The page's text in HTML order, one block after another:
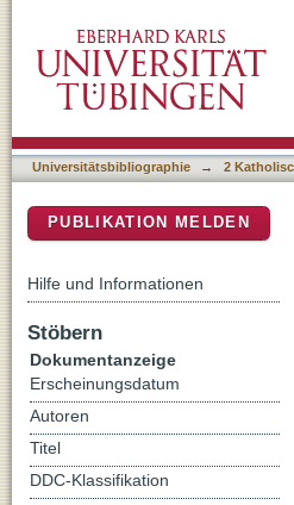
Universitätsbibliographie → 2
PUBLIKATION MELDEN
Hilfe und Informationen
Stöbern
Dokumentanzeige
Erscheinungsdatum
Autoren
Titel
DDC-Klassifikation